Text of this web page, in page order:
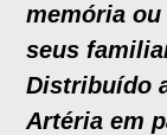
memória
seus
Distribuído
Artéria em